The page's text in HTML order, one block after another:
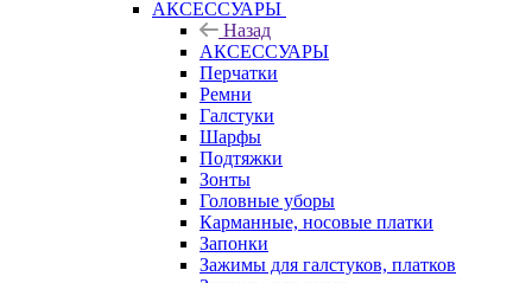
АКСЕССУАРЫ
Назад
АКСЕССУАРЫ
Перчатки
Ремни
Галстуки
Шарфы
Подтяжки
Зонты
Головные уборы
Карманные, носовые платки
Запонки
Зажимы для галстуков, платков